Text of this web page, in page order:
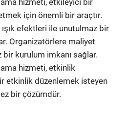
için önemli bir araçtır.
efektleri ile unutulmaz bir
Organizatörlere maliyet
kurulum imkanı sağlar.
hizmeti, etkinlik
etkinlik düzenlemek isteyen
bir çözümdür.